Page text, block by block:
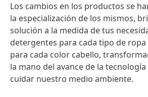
Los cambios en los productos se
la especialización de los mismos,
solución a la medida de tus
detergentes para cada tipo de
para cada color cabello,
la mano del avance de la
cuidar nuestro medio ambiente.